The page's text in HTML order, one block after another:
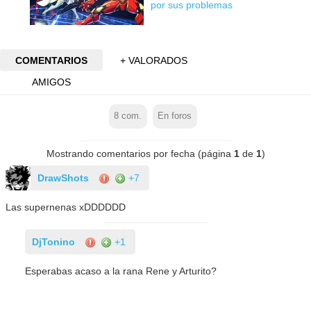
por sus problemas
COMENTARIOS
+ VALORADOS
AMIGOS
8 com. En foros
Mostrando comentarios por fecha (página 1de 1)
DrawShots +7
Las supernenas xDDDDDD
DjTonino +1
Esperabas acaso a la rana Rene y Arturito?